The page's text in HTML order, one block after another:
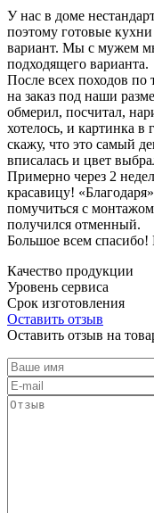
У нас в доме
поэтому готовые
вариант. Мы с мужем
подходящего варианта.
После всех походов
на заказ под наши
обмерил, посчитал,
хотелось, и картинка в
скажу, что это самый
вписалась и цвет
Примерно через 2
красавицу!
помучиться с
получился отменный.
Большое всем
Качество продукции
Уровень сервиса
Срок изготовления
Оставить отзыв
Оставить отзыв на